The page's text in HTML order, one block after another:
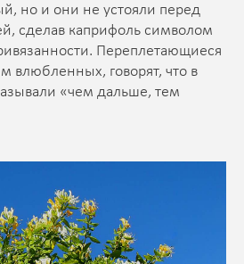
но и они не устояли перед
сделав каприфоль символом
Переплетающиеся
влюбленных, говорят, что в
«чем дальше, тем